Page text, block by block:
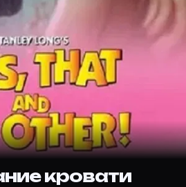
и роли
кровати